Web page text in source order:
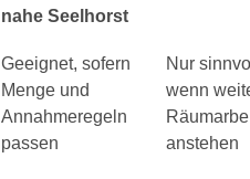
nahe Seelhorst
Geeignet, sofern
Menge und
Annahmeregeln
passen
Nur
wenn
anstehen